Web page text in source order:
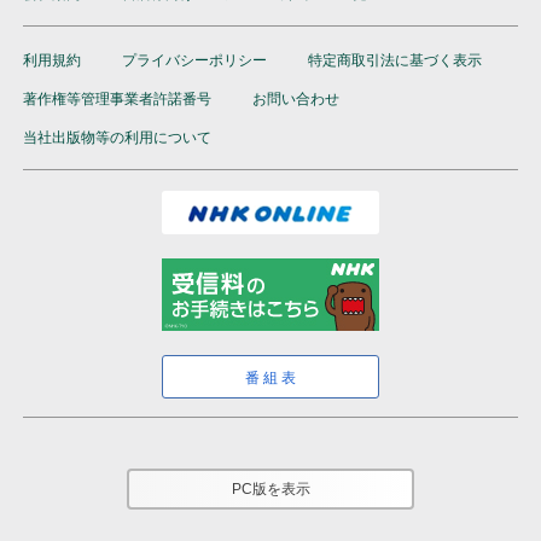
利用規約 プライバシーポリシー 特定商取引法に基づく表示
著作権等管理事業者許諾番号 お問い合わせ
当社出版物等の利用について
番組表
PC版を表示